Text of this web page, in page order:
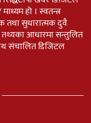
हो । स्वतन्त्र
तथा सुधारात्मक दुवै
आधारमा सन्तुलित
संचालित डिजिटल